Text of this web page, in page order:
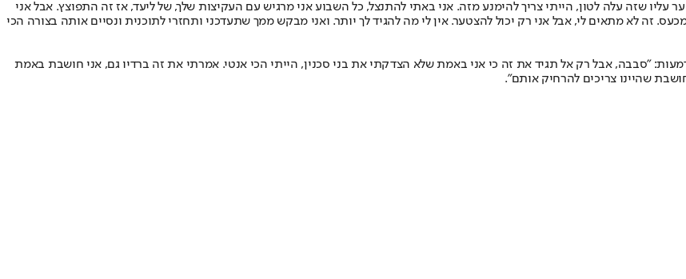
שזה עלה לטון, הייתי צריך להימנע מזה. אני באתי להתנצל, כל השבוע אני מרגיש עם העקיצות שלך, של ליעד, אז זה התפוצץ. אבל אני
זה לא מתאים לי, אבל אני רק יכול להצטער. אין לי מה להגיד לך יותר. ואני מבקש ממך שתעדכני ותחזרי לתוכנית ונסיים אותה בצורה הכי
״סבבה, אבל רק אל תגיד את זה כי אני באמת שלא הצדקתי את בני סכנין, הייתי הכי אנטי. אמרתי את זה ברדיו גם, אני חושבת באמת
שהיינו צריכים להרחיק אותם״.